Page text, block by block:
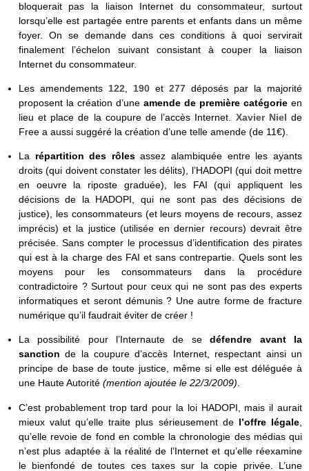
bloquerait pas la liaison Internet du consommateur, surtout
lorsqu’elle est partagée entre parents et enfants dans un même
foyer. On se demande dans ces conditions à quoi servirait
finalement l’échelon suivant consistant à couper la liaison
Internet du consommateur.
Les amendements 122, 190et 277déposés par la majorité
proposent la création d’une amende de première catégorieen
lieu et place de la coupure de l’accès Internet. Xavier Niel de
Free a aussi suggéré la création d’une telle amende (de 11€).
La répartition des rôlesassez alambiquée entre les ayants
droits (qui doivent constater les délits), l’HADOPI (qui doit mettre
en oeuvre la riposte graduée), les FAI (qui appliquent les
décisions de la HADOPI, qui ne sont pas des décisions de
justice), les consommateurs (et leurs moyens de recours, assez
imprécis) et la justice (utilisée en dernier recours) devrait être
précisée. Sans compter le processus d’identification des pirates
qui est à la charge des FAI et sans contrepartie. Quels sont les
moyens pour les consommateurs dans la procédure
contradictoire ? Surtout pour ceux qui ne sont pas des experts
informatiques et seront démunis ? Une autre forme de fracture
numérique qu’il faudrait éviter de créer !
La possibilité pour l’Internaute de sedéfendre avant la
sanctionde la coupure d’accès Internet, respectant ainsi un
principe de base de toute justice, même si elle est déléguée à
une Haute Autorité (mention ajoutée le 22/3/2009).
C’est probablement trop tard pour la loi HADOPI, mais il aurait
mieux valut qu’elle traite plus sérieusement de l’offre légale
qu’elle revoie de fond en comble la chronologie des médias qui
n’est plus adaptée à la réalité de l’Internet et qu’elle réexamine
le bienfondé de toutes ces taxes sur la copie privée. L’une